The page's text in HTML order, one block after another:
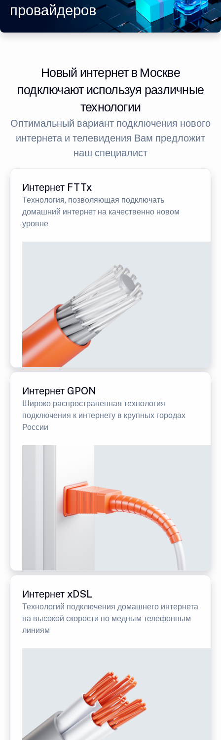
провайдеров
Новый интернет в Москве
подключают используя различные
технологии
Оптимальный вариант подключения нового
интернета и телевидения Вам предложит
наш специалист
Интернет FTTx
Технология, позволяющая подключать
домашний интернет на качественно новом
уровне
Интернет GPON
Широко распространенная технология
подключения к интернету в крупных городах
России
Интернет xDSL
Технологий подключения домашнего интернета
на высокой скорости по медным телефонным
линиям